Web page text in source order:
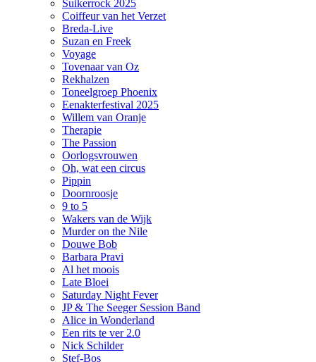
Suikerrock 2025
Coiffeur van het Verzet
Breda-Live
Suzan en Freek
Voyage
Tovenaar van Oz
Rekhalzen
Toneelgroep Phoenix
Eenakterfestival 2025
Willem van Oranje
Therapie
The Passion
Oorlogsvrouwen
Oh, wat een circus
Pippin
Doornroosje
9 to 5
Wakers van de Wijk
Murder on the Nile
Douwe Bob
Barbara Pravi
Al het moois
Late Bloei
Saturday Night Fever
JP & The Seeger Session Band
Alice in Wonderland
Een rits te ver 2.0
Nick Schilder
Stef-Bos